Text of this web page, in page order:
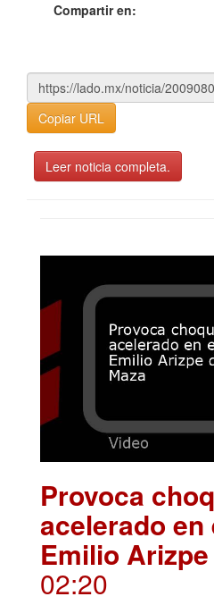
Compartir en:
Copiar URL
Leer noticia completa.
Provoca
acelerado en
Emilio
02:20